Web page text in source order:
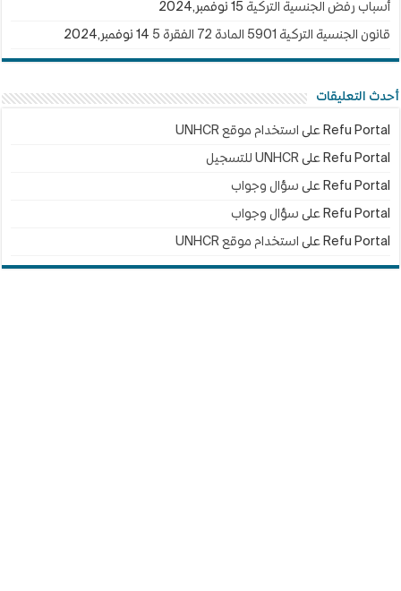
أسباب رفض الجنسية التركية 15 نوفمبر,2024
قانون الجنسية التركية 5901 المادة 72 الفقرة 5 14 نوفمبر,2024
أحدث التعليقات
Refu Portal على استخدام موقع UNHCR
Refu Portal على UNHCR للتسجيل
Refu Portal على سؤال وجواب
Refu Portal على سؤال وجواب
Refu Portal على استخدام موقع UNHCR